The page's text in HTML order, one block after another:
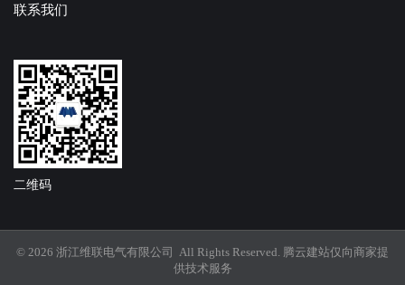
联系我们
二维码
© 2026 浙江维联电气有限公司 All Rights Reserved. 腾云建站仅向商家提
供技术服务